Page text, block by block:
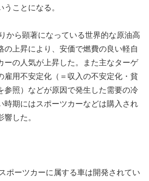
ことになる。
から顕著になっている世界的な原油高
の上昇により、安価で燃費の良い軽自
ーの人気が上昇した。また主なターゲ
雇用不安定化（＝収入の不安定化・貧
参照）などが原因で発生した需要の冷
時期にはスポーツカーなどは購入され
した。
ポーツカーに属する車は開発されてい